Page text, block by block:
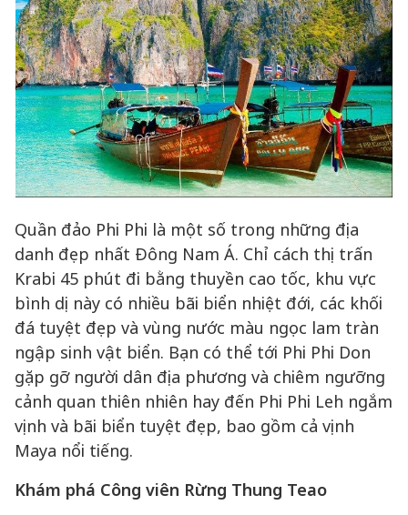
Quần đảo Phi Phi là một số trong những địa
danh đẹp nhất Đông Nam Á. Chỉ cách thị trấn
Krabi 45 phút đi bằng thuyền cao tốc, khu vực
bình dị này có nhiều bãi biển nhiệt đới, các khối
đá tuyệt đẹp và vùng nước màu ngọc lam tràn
ngập sinh vật biển. Bạn có thể tới Phi Phi Don
gặp gỡ người dân địa phương và chiêm ngưỡng
cảnh quan thiên nhiên hay đến Phi Phi Leh ngắm
vịnh và bãi biển tuyệt đẹp, bao gồm cả vịnh
Maya nổi tiếng.
Khám phá Công viên Rừng Thung Teao